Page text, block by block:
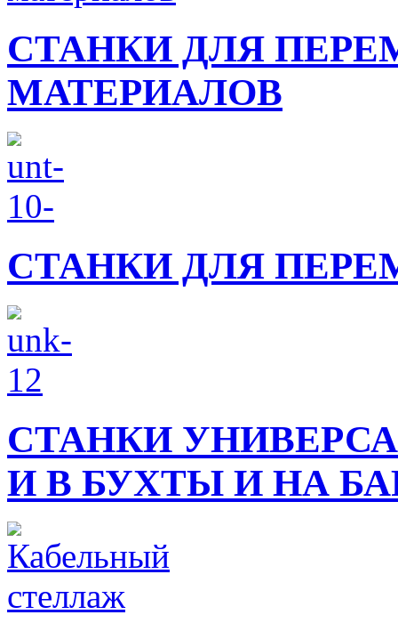
СТАНКИ ДЛЯ
МАТЕРИАЛОВ
СТАНКИ ДЛЯ
СТАНКИ
И В БУХТЫ И НА